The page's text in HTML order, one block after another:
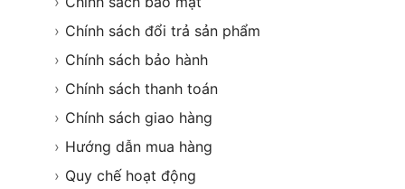
› Chính sách đổi trả sản phẩm
› Chính sách bảo hành
› Chính sách thanh toán
› Chính sách giao hàng
› Hướng dẫn mua hàng
› Quy chế hoạt động